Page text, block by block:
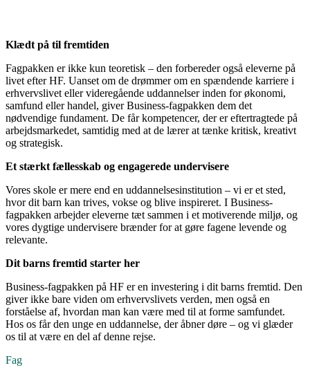
Klædt på til fremtiden
Fagpakken er ikke kun teoretisk – den forbereder også eleverne på
livet efter HF. Uanset om de drømmer om en spændende karriere i
erhvervslivet eller videregående uddannelser inden for økonomi,
samfund eller handel, giver Business-fagpakken dem det
nødvendige fundament. De får kompetencer, der er eftertragtede på
arbejdsmarkedet, samtidig med at de lærer at tænke kritisk, kreativt
og strategisk.
Et stærkt fællesskab og engagerede undervisere
Vores skole er mere end en uddannelsesinstitution – vi er et sted,
hvor dit barn kan trives, vokse og blive inspireret. I Business-
fagpakken arbejder eleverne tæt sammen i et motiverende miljø, og
vores dygtige undervisere brænder for at gøre fagene levende og
relevante.
Dit barns fremtid starter her
Business-fagpakken på HF er en investering i dit barns fremtid. Den
giver ikke bare viden om erhvervslivets verden, men også en
forståelse af, hvordan man kan være med til at forme samfundet.
Hos os får den unge en uddannelse, der åbner døre – og vi glæder
os til at være en del af denne rejse.
Fag